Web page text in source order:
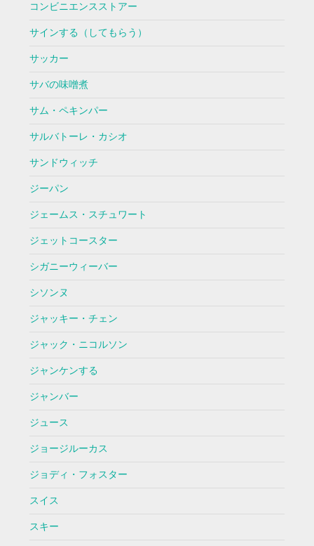
コンビニエンスストアー
サインする（してもらう）
サッカー
サバの味噌煮
サム・ペキンパー
サルバトーレ・カシオ
サンドウィッチ
ジーパン
ジェームス・スチュワート
ジェットコースター
シガニーウィーバー
シソンヌ
ジャッキー・チェン
ジャック・ニコルソン
ジャンケンする
ジャンバー
ジュース
ジョージルーカス
ジョディ・フォスター
スイス
スキー